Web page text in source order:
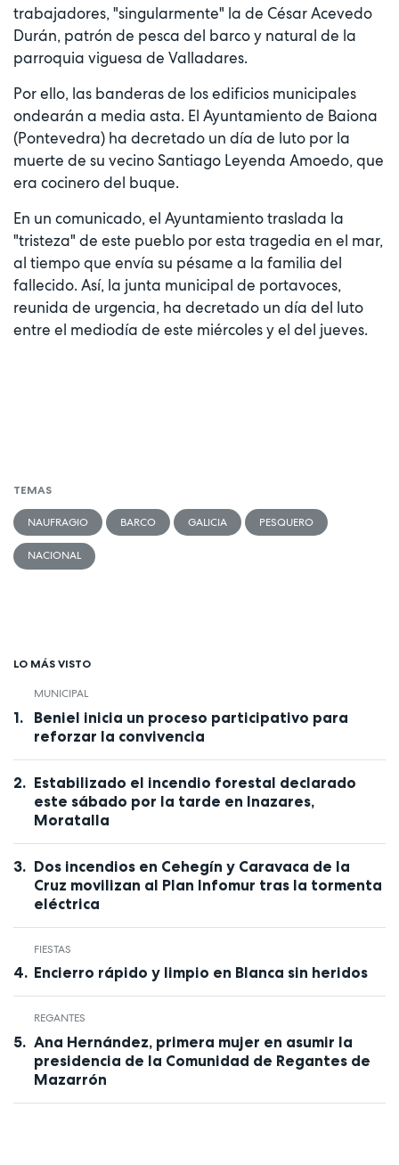
trabajadores, "singularmente" la de César Acevedo
Durán, patrón de pesca del barco y natural de la
parroquia viguesa de Valladares.
Por ello, las banderas de los edificios municipales
ondearán a media asta. El Ayuntamiento de Baiona
(Pontevedra) ha decretado un día de luto por la
muerte de su vecino Santiago Leyenda Amoedo, que
era cocinero del buque.
En un comunicado, el Ayuntamiento traslada la
"tristeza" de este pueblo por esta tragedia en el mar,
al tiempo que envía su pésame a la familia del
fallecido. Así, la junta municipal de portavoces,
reunida de urgencia, ha decretado un día del luto
entre el mediodía de este miércoles y el del jueves.
TEMAS
NAUFRAGIO BARCO GALICIA PESQUERO
NACIONAL
LO MÁS VISTO
MUNICIPAL
Beniel inicia un proceso participativo para
reforzar la convivencia
Estabilizado el incendio forestal declarado
este sábado por la tarde en Inazares,
Moratalla
Dos incendios en Cehegín y Caravaca de la
Cruz movilizan al Plan Infomur tras la tormenta
eléctrica
FIESTAS
Encierro rápido y limpio en Blanca sin heridos
REGANTES
Ana Hernández, primera mujer en asumir la
presidencia de la Comunidad de Regantes de
Mazarrón